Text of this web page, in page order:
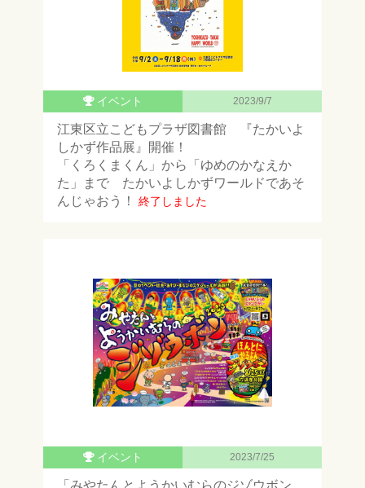
イベント 2023/9/7
江東区立こどもプラザ図書館 『たかいよ
しかず作品展』開催！
「くろくまくん」から「ゆめのかなえか
た」まで たかいよしかずワールドであそ
んじゃおう！
終了しました
イベント 2023/7/25
「みやたんとようかいむらのジゾウボン